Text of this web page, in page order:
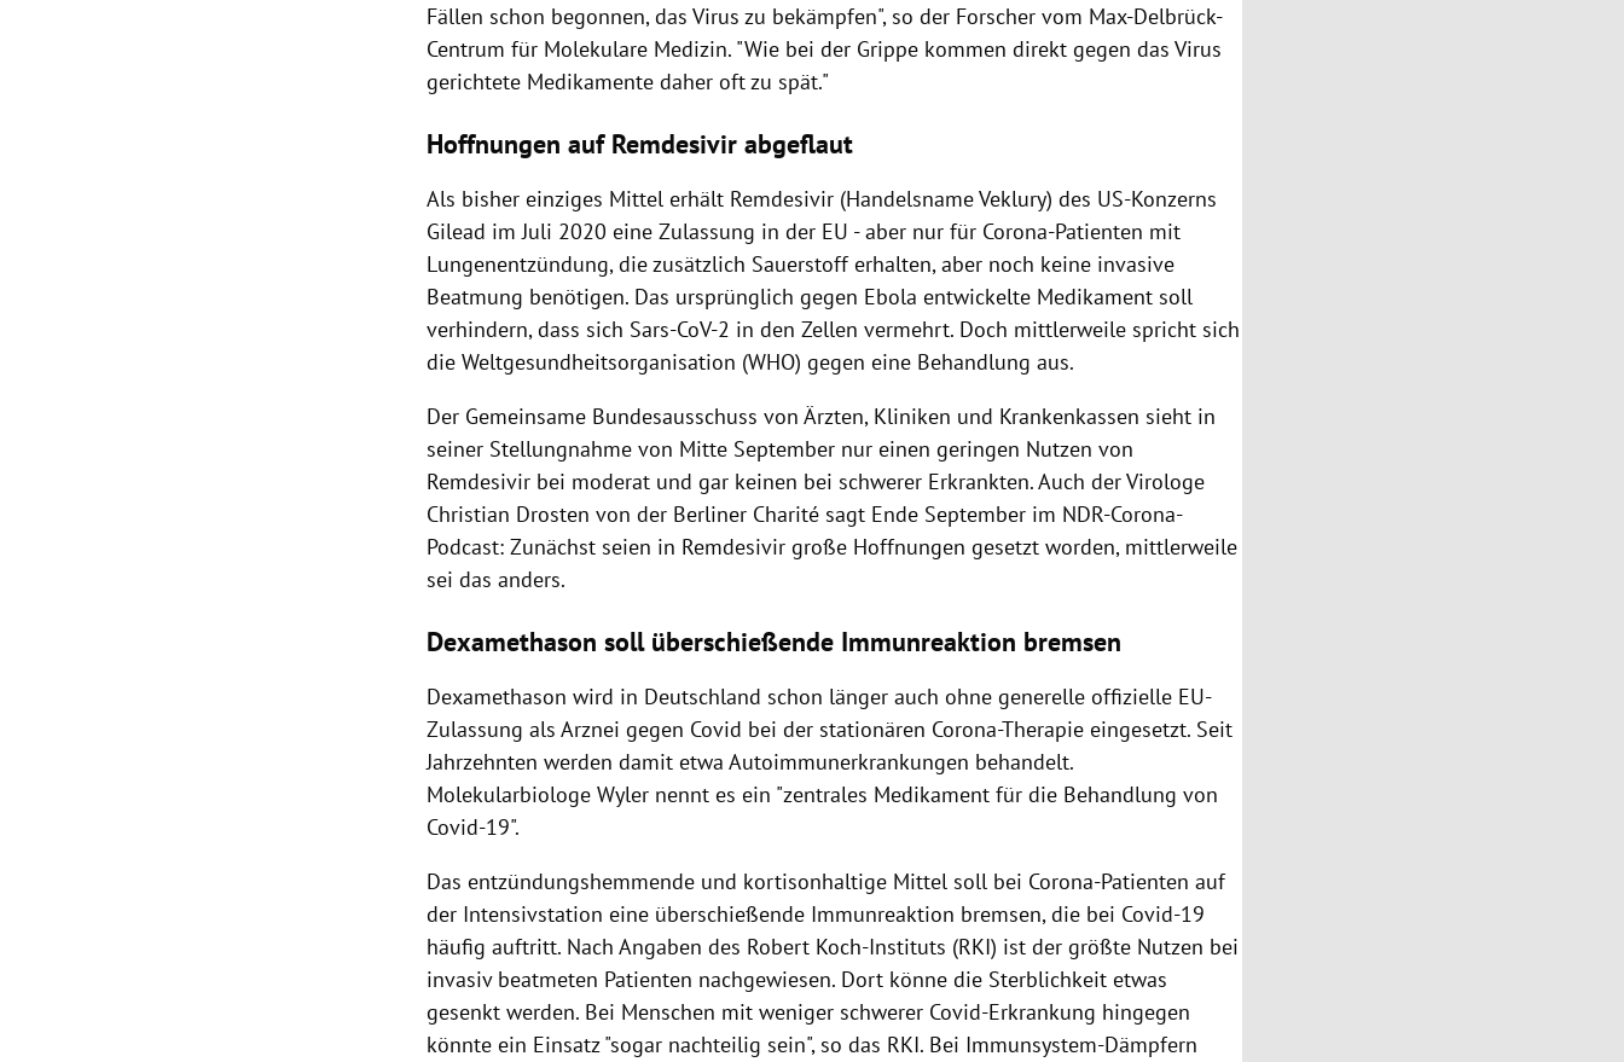
Fällen schon begonnen, das Virus zu bekämpfen", so der Forscher vom Max-Delbrück-
Centrum für Molekulare Medizin. "Wie bei der Grippe kommen direkt gegen das Virus
gerichtete Medikamente daher oft zu spät."
Hoffnungen auf Remdesivir abgeflaut
Als bisher einziges Mittel erhält Remdesivir (Handelsname Veklury) des US-Konzerns
Gilead im Juli 2020 eine Zulassung in der EU - aber nur für Corona-Patienten mit
Lungenentzündung, die zusätzlich Sauerstoff erhalten, aber noch keine invasive
Beatmung benötigen. Das ursprünglich gegen Ebola entwickelte Medikament soll
verhindern, dass sich Sars-CoV-2 in den Zellen vermehrt. Doch mittlerweile spricht sich
die Weltgesundheitsorganisation (WHO) gegen eine Behandlung aus.
Der Gemeinsame Bundesausschuss von Ärzten, Kliniken und Krankenkassen sieht in
seiner Stellungnahme von Mitte September nur einen geringen Nutzen von
Remdesivir bei moderat und gar keinen bei schwerer Erkrankten. Auch der Virologe
Christian Drosten von der Berliner Charité sagt Ende September im NDR-Corona-
Podcast: Zunächst seien in Remdesivir große Hoffnungen gesetzt worden, mittlerweile
sei das anders.
Dexamethason soll überschießende Immunreaktion bremsen
Dexamethason wird in Deutschland schon länger auch ohne generelle offizielle EU-
Zulassung als Arznei gegen Covid bei der stationären Corona-Therapie eingesetzt. Seit
Jahrzehnten werden damit etwa Autoimmunerkrankungen behandelt.
Molekularbiologe Wyler nennt es ein "zentrales Medikament für die Behandlung von
Covid-19".
Das entzündungshemmende und kortisonhaltige Mittel soll bei Corona-Patienten auf
der Intensivstation eine überschießende Immunreaktion bremsen, die bei Covid-19
häufig auftritt. Nach Angaben des Robert Koch-Instituts (RKI) ist der größte Nutzen bei
invasiv beatmeten Patienten nachgewiesen. Dort könne die Sterblichkeit etwas
gesenkt werden. Bei Menschen mit weniger schwerer Covid-Erkrankung hingegen
könnte ein Einsatz "sogar nachteilig sein", so das RKI. Bei Immunsystem-Dämpfern